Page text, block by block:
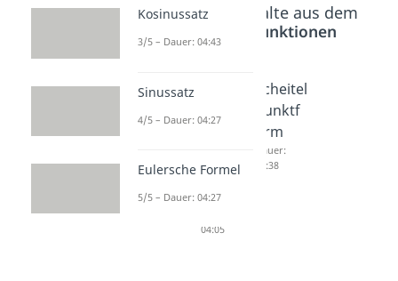
Beliebte Inhalte aus dem
Funktionen
Quadra
Dauer:
punktf
orm
04:05
Scheitel
punktf
orm
Dauer:
04:38
Kosinussatz
3/5 – Dauer: 04:43
Sinussatz
4/5 – Dauer: 04:27
Eulersche Formel
5/5 – Dauer: 04:27